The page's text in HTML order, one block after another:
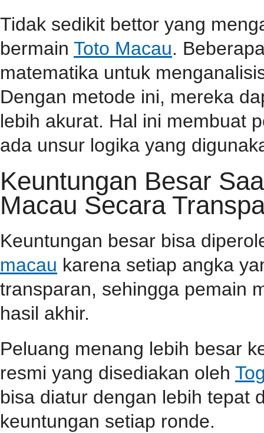
Tidak sedikit bettor yang
bermain Toto Macau.
matematika untuk
Dengan metode ini, mereka
lebih akurat. Hal ini membuat
ada unsur logika yang
Keuntungan Besar
Macau Secara
Keuntungan besar bisa
macau karena setiap angka
transparan, sehingga pemain
hasil akhir.
Peluang menang lebih besar
resmi yang disediakan oleh
bisa diatur dengan lebih tepat
keuntungan setiap ronde.